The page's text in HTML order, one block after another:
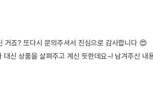
거죠? 또다시 문의주셔서 진심으로 감사합니다 😍
대신 상품을 살펴주고 계신 듯한데요~! 남겨주신 내